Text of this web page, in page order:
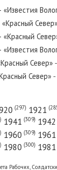
— «Красный
«Красный
Север»
Север»
(297) 1921
1941 (309) 1942
1960 (309) 1961
1980 (300) 1981
Рабочих,